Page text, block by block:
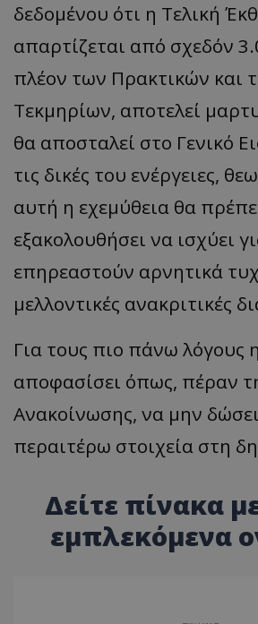
δεδομένου ότι η Τελική
απαρτίζεται από σχεδόν
πλέον των Πρακτικών και
Τεκμηρίων, αποτελεί
θα αποσταλεί στο Γενικό
τις δικές του ενέργειες,
αυτή η εχεμύθεια θα
εξακολουθήσει να ισχύει
επηρεαστούν αρνητικά
μελλοντικές ανακριτικές
Για τους πιο πάνω λόγους
αποφασίσει όπως, πέραν
Ανακοίνωσης, να μην
περαιτέρω στοιχεία στη
Δείτε πίνακα
εμπλεκόμενα